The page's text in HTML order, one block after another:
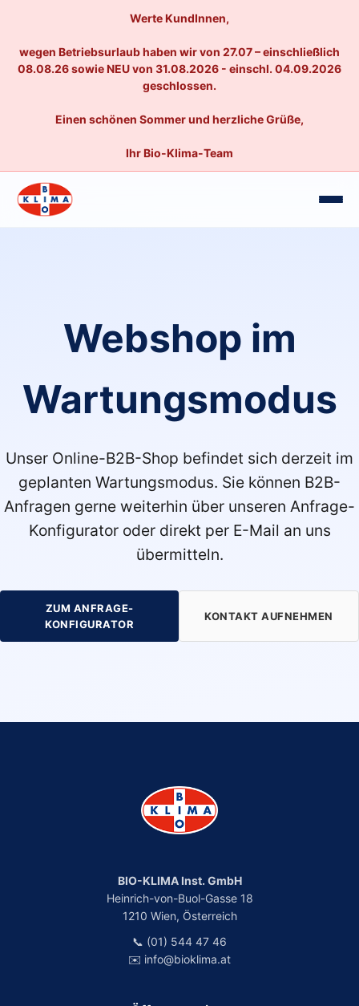
Werte KundInnen,
wegen Betriebsurlaub haben wir von 27.07 – einschließlich
08.08.26 sowie NEU von 31.08.2026 - einschl. 04.09.2026
geschlossen.
Einen schönen Sommer und herzliche Grüße,
Ihr Bio-Klima-Team
Webshop im
Wartungsmodus
Unser Online-B2B-Shop befindet sich derzeit im
geplanten Wartungsmodus. Sie können B2B-
Anfragen gerne weiterhin über unseren Anfrage-
Konfigurator oder direkt per E-Mail an uns
übermitteln.
ZUM ANFRAGE-
KONFIGURATOR
KONTAKT AUFNEHMEN
BIO-KLIMA Inst. GmbH
Heinrich-von-Buol-Gasse 18
1210 Wien, Österreich
📞 (01) 544 47 46
✉️ info@bioklima.at